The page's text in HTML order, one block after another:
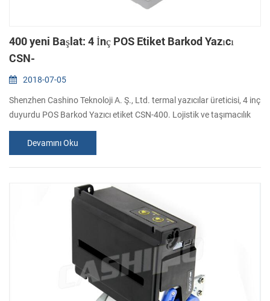
400 yeni Başlat: 4 İnç POS Etiket Barkod Yazıcı
CSN-
2018-07-05
Shenzhen Cashino Teknoloji A. Ş., Ltd. termal yazıcılar üreticisi, 4 inç
duyurdu POS Barkod Yazıcı etiket CSN-400. Lojistik ve taşımacılık
pazarlarında hedefleri olan direkt termal etiket yazıcı var. Ne temel
özellikler ve Yararları nedir? 1). 150 mm/sn yüksek baskı hızı 2).
Φ110mm büyük kağıt rulo 3). Baskı kalın kağıt Max. 0.18 mm 4). 30
Devamını Oku